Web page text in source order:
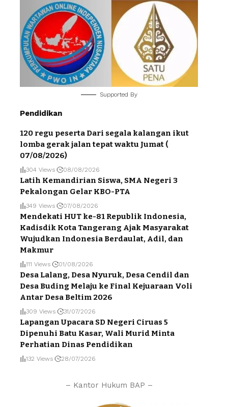
Supported By
Pendidikan
120 regu peserta Dari segala kalangan ikut
lomba gerak jalan tepat waktu Jumat (
07/08/2026)
304 Views 08/08/2026
Latih Kemandirian Siswa, SMA Negeri 3
Pekalongan Gelar KBO-PTA
349 Views 07/08/2026
Mendekati HUT ke-81 Republik Indonesia,
Kadisdik Kota Tangerang Ajak Masyarakat
Wujudkan Indonesia Berdaulat, Adil, dan
Makmur
111 Views 01/08/2026
Desa Lalang, Desa Nyuruk, Desa Cendil dan
Desa Buding Melaju ke Final Kejuaraan Voli
Antar Desa Beltim 2026
309 Views 31/07/2026
Lapangan Upacara SD Negeri Ciruas 5
Dipenuhi Batu Kasar, Wali Murid Minta
Perhatian Dinas Pendidikan
132 Views 28/07/2026
– Kantor Hukum BAP –